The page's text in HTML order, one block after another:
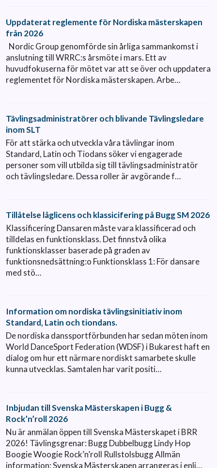
Uppdaterat reglemente för Nordiska mästerskapen
från 2026
Nordic Group genomförde sin årliga sammankomst i
anslutning till WRRC:s årsmöte i mars. Ett av
huvudfokuserna för mötet var att se över och uppdatera
reglementet för Nordiska mästerskapen. Arbe…
Tävlingsadministratörer och blivande Tävlingsledare
inom SLT
För att stärka och utveckla våra tävlingar inom
Standard, Latin och Tiodans söker vi engagerade
personer som vill utbilda sig till tävlingsadministratör
och tävlingsledare. Dessa roller är avgörande f…
Tillåtelse låglicens och klassicifering på Bugg SM 2026
Klassificering Dansaren måste vara klassificerad och
tilldelas en funktionsklass. Det finnstvå olika
funktionsklasser baserade på graden av
funktionsnedsättning:o Funktionsklass 1: För dansare
med stö…
Information om nordiska tävlingsinitiativ inom
Standard, Latin och tiondans.
De nordiska danssportförbunden har sedan möten inom
World DanceSport Federation (WDSF) i Bukarest haft en
dialog om hur ett närmare nordiskt samarbete skulle
kunna utvecklas. Samtalen har varit positi…
Inbjudan till Svenska Mästerskapen i Bugg &
Rock’n’roll 2026
Nu är anmälan öppen till Svenska Mästerskapet i BRR
2026! Tävlingsgrenar: Bugg Dubbelbugg Lindy Hop
Boogie Woogie Rock’n’roll Rullstolsbugg Allmän
information: Svenska Mästerskapen arrangeras i enli…